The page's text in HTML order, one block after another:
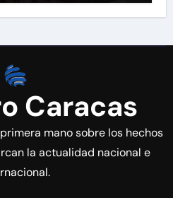
Caracas
mano sobre los hechos
la actualidad nacional e